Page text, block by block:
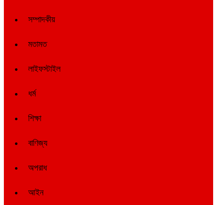
সম্পাদকীয়
মতামত
লাইফস্টাইল
ধর্ম
শিক্ষা
বাণিজ্য
অপরাধ
আইন